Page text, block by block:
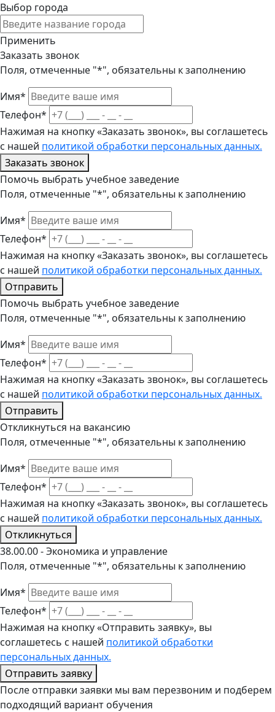
Выбор города
Применить
Заказать звонок
Поля, отмеченные "*", обязательны к заполнению
Имя*
Телефон*
Нажимая на кнопку «Заказать звонок», вы соглашетесь
с нашей политикой обработки персональных данных.
Заказать звонок
Помочь выбрать учебное заведение
Поля, отмеченные "*", обязательны к заполнению
Имя*
Телефон*
Нажимая на кнопку «Заказать звонок», вы соглашетесь
с нашей политикой обработки персональных данных.
Отправить
Помочь выбрать учебное заведение
Поля, отмеченные "*", обязательны к заполнению
Имя*
Телефон*
Нажимая на кнопку «Заказать звонок», вы соглашетесь
с нашей политикой обработки персональных данных.
Отправить
Откликнуться на вакансию
Поля, отмеченные "*", обязательны к заполнению
Имя*
Телефон*
Нажимая на кнопку «Заказать звонок», вы соглашетесь
с нашей политикой обработки персональных данных.
Откликнуться
38.00.00 - Экономика и управление
Поля, отмеченные "*", обязательны к заполнению
Имя*
Телефон*
Нажимая на кнопку «Отправить заявку», вы
соглашетесь с нашей политикой обработки
персональных данных.
Отправить заявку
После отправки заявки мы вам перезвоним и подберем
подходящий вариант обучения